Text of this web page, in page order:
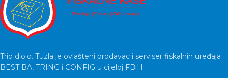
Trio d.o.o. Tuzla je ovlašteni prodavac i serviser fiskalnih uređaja
BEST BA, TRING i CONFIG u cijeloj FBiH.